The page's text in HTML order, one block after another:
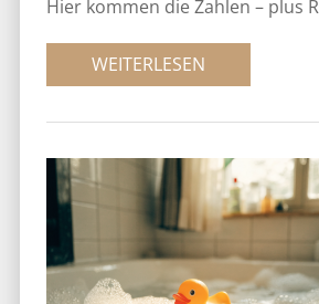
Hier kommen die Zahlen – plus
WEITERLESEN